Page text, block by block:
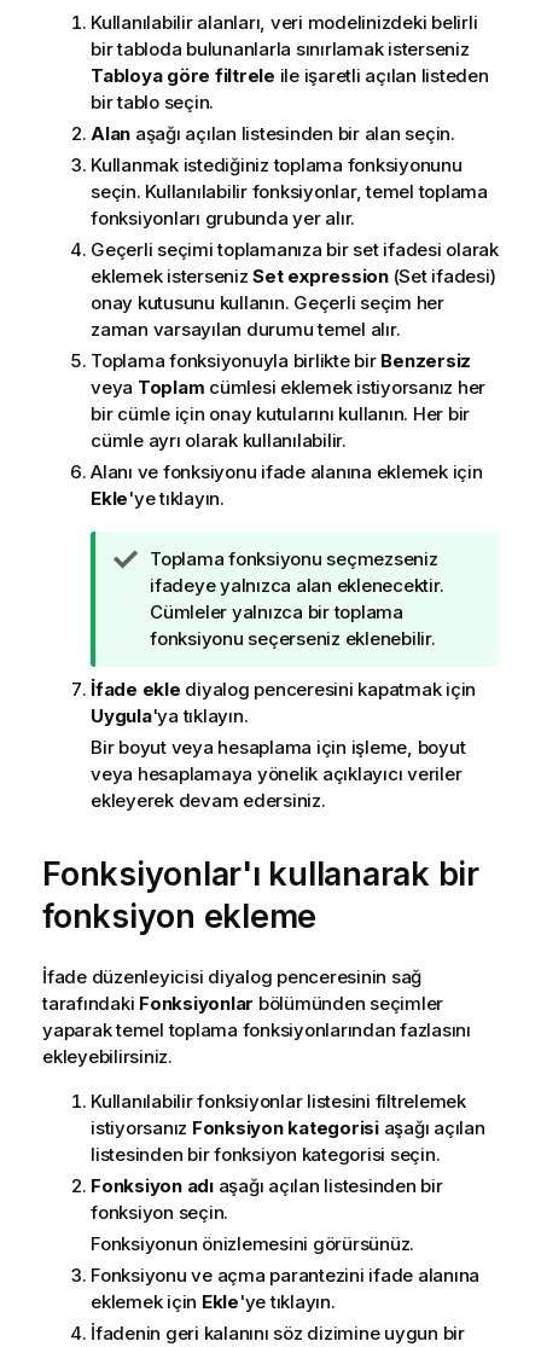
Kullanılabilir alanları, veri modelinizdeki belirli
bir tabloda bulunanlarla sınırlamak isterseniz
Tabloya göre filtrele ile işaretli açılan listeden
bir tablo seçin.
Alan aşağı açılan listesinden bir alan seçin.
Kullanmak istediğiniz toplama fonksiyonunu
seçin. Kullanılabilir fonksiyonlar, temel toplama
fonksiyonları grubunda yer alır.
Geçerli seçimi toplamanıza bir set ifadesi olarak
eklemek istersenizSet expression(Set ifadesi)
onay kutusunu kullanın. Geçerli seçim her
zaman varsayılan durumu temel alır.
Toplama fonksiyonuyla birlikte bir Benzersiz
veya Toplam cümlesi eklemek istiyorsanız her
bir cümle için onay kutularını kullanın. Her bir
cümle ayrı olarak kullanılabilir.
Alanı ve fonksiyonu ifade alanına eklemek için
Ekle'ye tıklayın.
İ
p
u
c
n
o
t
u
Toplama fonksiyonu seçmezseniz
ifadeye yalnızca alan eklenecektir.
Cümleler yalnızca bir toplama
fonksiyonu seçerseniz eklenebilir.
İfade ekle diyalog penceresini kapatmak için
Uygula'ya tıklayın.
Bir boyut veya hesaplama için işleme, boyut
veya hesaplamaya yönelik açıklayıcı veriler
ekleyerek devam edersiniz.
Fonksiyonlar'ı kullanarak bir
fonksiyon ekleme
İfade düzenleyicisi diyalog penceresinin sağ
tarafındaki Fonksiyonlar bölümünden seçimler
yaparak temel toplama fonksiyonlarından fazlasını
ekleyebilirsiniz.
Kullanılabilir fonksiyonlar listesini filtrelemek
istiyorsanız Fonksiyon kategorisiaşağı açılan
listesinden bir fonksiyon kategorisi seçin.
Fonksiyon adıaşağı açılan listesinden bir
fonksiyon seçin.
Fonksiyonun önizlemesini görürsünüz.
Fonksiyonu ve açma parantezini ifade alanına
eklemek için Ekle'ye tıklayın.
İfadenin geri kalanını söz dizimine uygun bir